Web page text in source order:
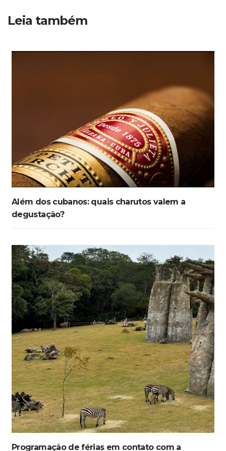
Leia também
Além dos cubanos: quais charutos valem a
degustação?
Programação de férias em contato com a